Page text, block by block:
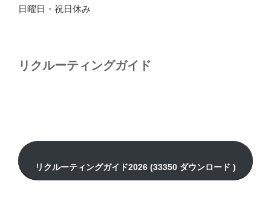
日曜日・祝日休み
リクルーティングガイド